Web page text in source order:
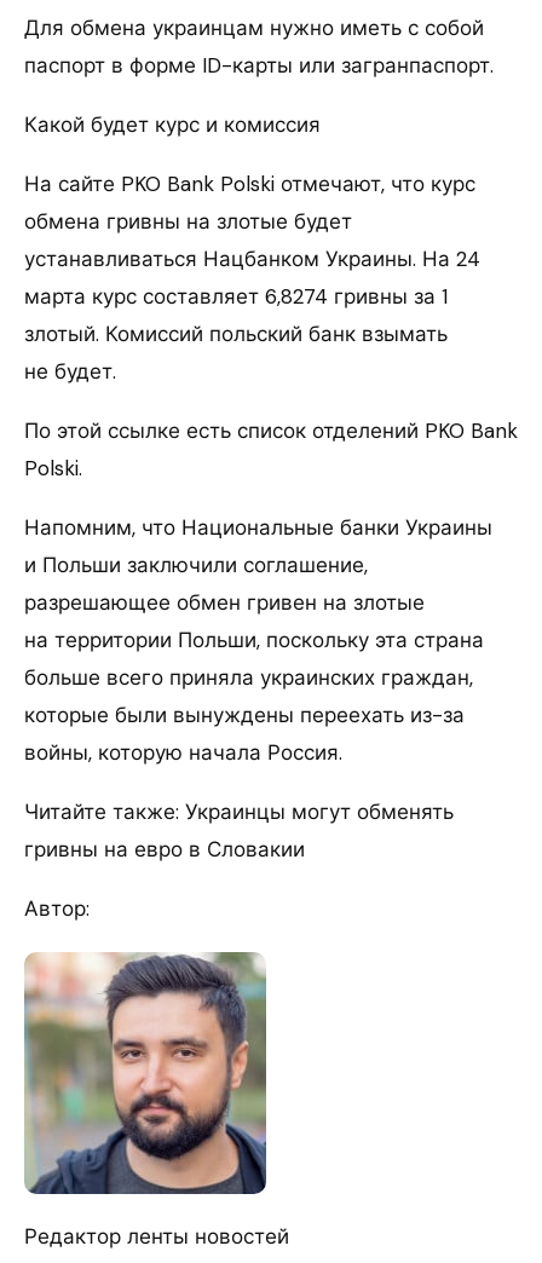
Для обмена украинцам нужно иметь с собой
паспорт в форме ID-карты или загранпаспорт.
Какой будет курс и комиссия
На сайте PKO Bank Polski отмечают, что курс
обмена гривны на злотые будет
устанавливаться Нацбанком Украины. На 24
марта курс составляет 6,8274 гривны за 1
злотый. Комиссий польский банк взымать
не будет.
По этой ссылке есть список отделений PKO Bank
Polski.
Напомним, что Национальные банки Украины
и Польши заключили соглашение,
разрешающее обмен гривен на злотые
на территории Польши, поскольку эта страна
больше всего приняла украинских граждан,
которые были вынуждены переехать из-за
войны, которую начала Россия.
Читайте также: Украинцы могут обменять
гривны на евро в Словакии
Автор:
Редактор ленты новостей